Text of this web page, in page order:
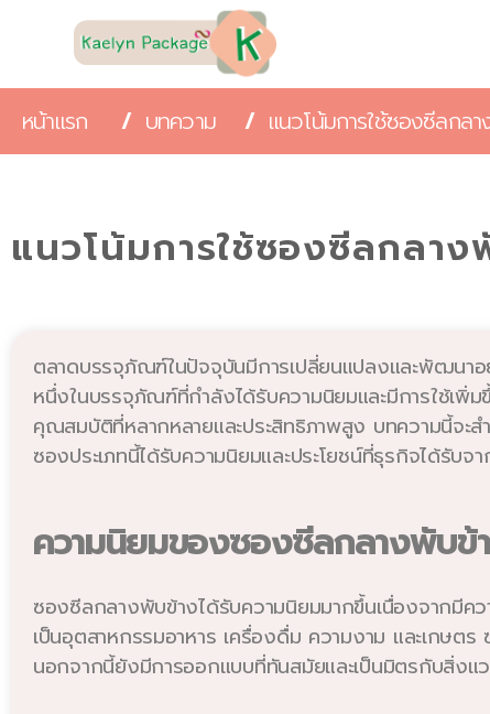
หน้าแรก / บทความ / แนวโน้มการใช้ซองซีลก
แนวโน้มการใช้ซองซีลกลา
ตลาดบรรจุภัณฑ์ในปัจจุบันมีการเปลี่ยนแปลงและพัฒนาอ
หนึ่งในบรรจุภัณฑ์ที่กำลังได้รับความนิยมและมีการใช้เ
คุณสมบัติที่หลากหลายและประสิทธิภาพสูง บทความนี้จะ
ซองประเภทนี้ได้รับความนิยมและประโยชน์ที่ธุรกิจได้รับ
ความนิยมของซองซีลกลางพับข้
ซองซีลกลางพับข้างได้รับความนิยมมากขึ้นเนื่องจากมีค
เป็นอุตสาหกรรมอาหาร เครื่องดื่ม ความงาม และเกษต
นอกจากนี้ยังมีการออกแบบที่ทันสมัยและเป็นมิตรกับสิ่งแ